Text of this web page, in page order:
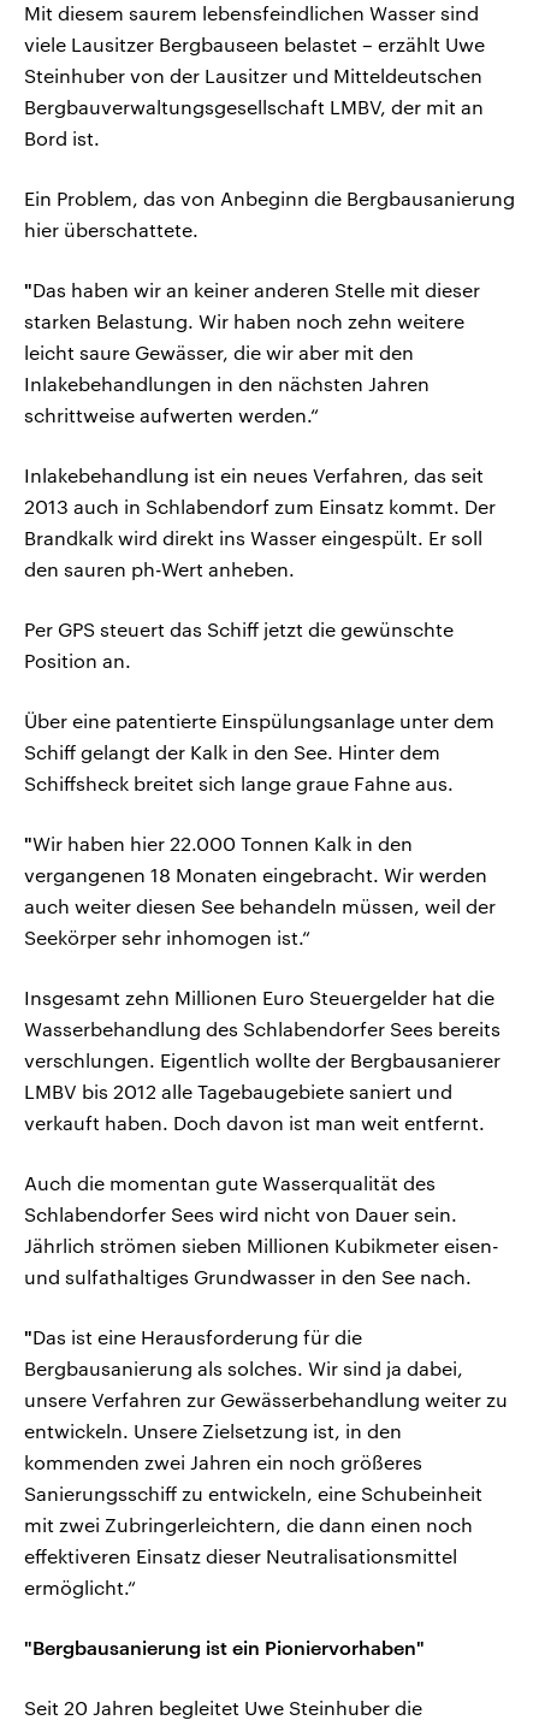
Mit diesem saurem lebensfeindlichen Wasser sind
viele Lausitzer Bergbauseen belastet – erzählt Uwe
Steinhuber von der Lausitzer und Mitteldeutschen
Bergbauverwaltungsgesellschaft LMBV, der mit an
Bord ist.
Ein Problem, das von Anbeginn die Bergbausanierung
hier überschattete.
"Das haben wir an keiner anderen Stelle mit dieser
starken Belastung. Wir haben noch zehn weitere
leicht saure Gewässer, die wir aber mit den
Inlakebehandlungen in den nächsten Jahren
schrittweise aufwerten werden.“
Inlakebehandlung ist ein neues Verfahren, das seit
2013 auch in Schlabendorf zum Einsatz kommt. Der
Brandkalk wird direkt ins Wasser eingespült. Er soll
den sauren ph-Wert anheben.
Per GPS steuert das Schiff jetzt die gewünschte
Position an.
Über eine patentierte Einspülungsanlage unter dem
Schiff gelangt der Kalk in den See. Hinter dem
Schiffsheck breitet sich lange graue Fahne aus.
"Wir haben hier 22.000 Tonnen Kalk in den
vergangenen 18 Monaten eingebracht. Wir werden
auch weiter diesen See behandeln müssen, weil der
Seekörper sehr inhomogen ist.“
Insgesamt zehn Millionen Euro Steuergelder hat die
Wasserbehandlung des Schlabendorfer Sees bereits
verschlungen. Eigentlich wollte der Bergbausanierer
LMBV bis 2012 alle Tagebaugebiete saniert und
verkauft haben. Doch davon ist man weit entfernt.
Auch die momentan gute Wasserqualität des
Schlabendorfer Sees wird nicht von Dauer sein.
Jährlich strömen sieben Millionen Kubikmeter eisen-
und sulfathaltiges Grundwasser in den See nach.
"Das ist eine Herausforderung für die
Bergbausanierung als solches. Wir sind ja dabei,
unsere Verfahren zur Gewässerbehandlung weiter zu
entwickeln. Unsere Zielsetzung ist, in den
kommenden zwei Jahren ein noch größeres
Sanierungsschiff zu entwickeln, eine Schubeinheit
mit zwei Zubringerleichtern, die dann einen noch
effektiveren Einsatz dieser Neutralisationsmittel
ermöglicht.“
"Bergbausanierung ist ein Pioniervorhaben"
Seit 20 Jahren begleitet Uwe Steinhuber die